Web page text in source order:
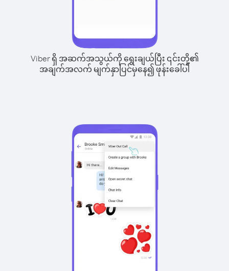
Viber ရှိ အဆက်အသွယ်ကို ရွေးချယ်ပြီး ၎င်းတို့၏
အချက်အလက် မျက်နှာပြင်မှနေ၍ ဖုန်းခေါ်ပါ